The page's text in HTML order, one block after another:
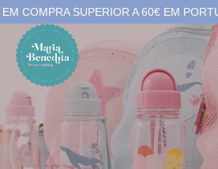
SUPERIOR A 60€ EM PORTUGAL.